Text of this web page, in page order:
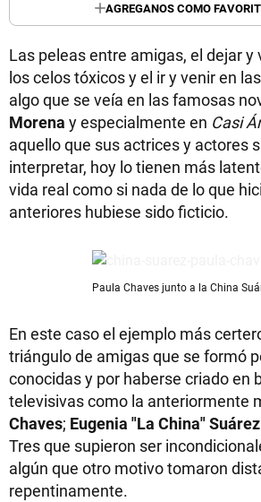
AGREGANOS COMO
Las peleas entre amigas, el dejar y
los celos tóxicos y el ir y venir en
algo que se veía en las famosas
Morena y especialmente en Casi
aquello que sus actrices y actores
interpretar, hoy lo tienen más
vida real como si nada de lo que
anteriores hubiese sido ficticio.
Paula Chaves junto a la China
En este caso el ejemplo más
triángulo de amigas que se formó
conocidas y por haberse criado en
televisivas como la anteriormente
Chaves; Eugenia "La China" Suárez
Tres que supieron ser
algún que otro motivo tomaron
repentinamente.